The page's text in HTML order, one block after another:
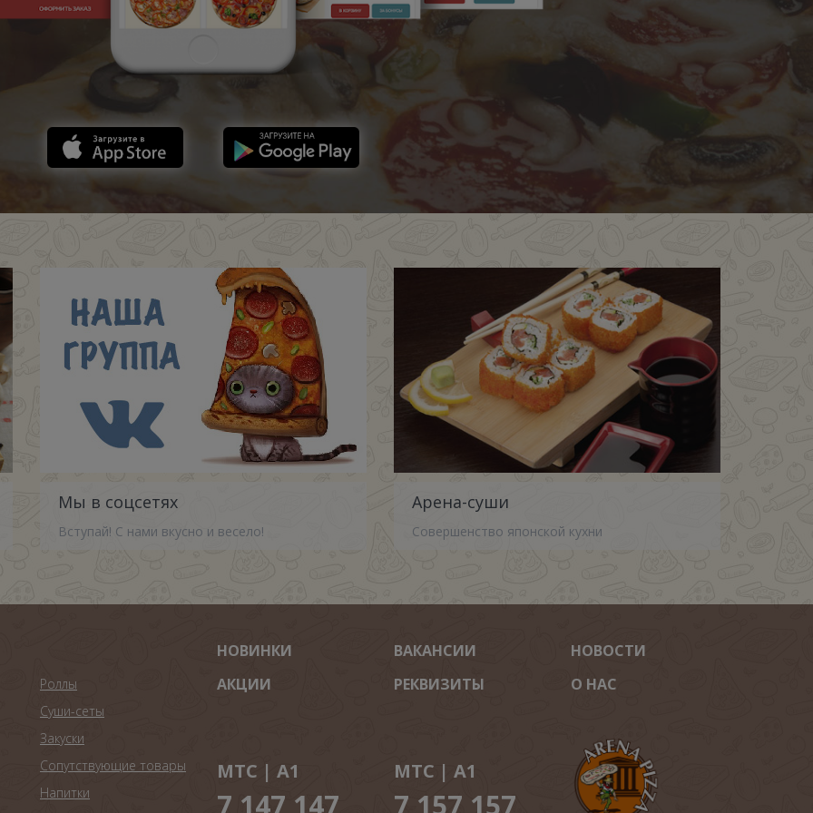
Мы в соцсетях
Вступай! С нами вкусно и весело!
Арена-суши
Совершенство японской кухни
Роллы
Суши-сеты
Закуски
Сопутствующие товары
Напитки
НОВИНКИ
АКЦИИ
МТС | A1
7 147 147
ВАКАНСИИ
РЕКВИЗИТЫ
МТС | A1
7 157 157
НОВОСТИ
О НАС